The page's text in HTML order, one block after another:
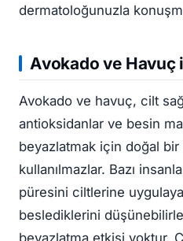
dermatoloğunuzla
Avokado ve
Avokado ve havuç, cilt
antioksidanlar ve besin
beyazlatmak için doğal
kullanılmazlar. Bazı
püresini ciltlerine
beslediklerini